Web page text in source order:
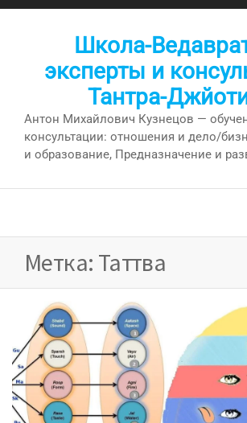
Перейти
Школа-
эксперты и
Тантра-
Антон Михайлович Кузнецов —
консультации: отношения и дело/
и образование, Предназначение и
Метка: Таттва